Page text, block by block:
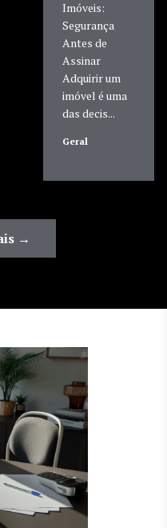
Imóveis:
Segurança
Antes de
Assinar
Adquirir um
imóvel é uma
das decis...
Geral
→